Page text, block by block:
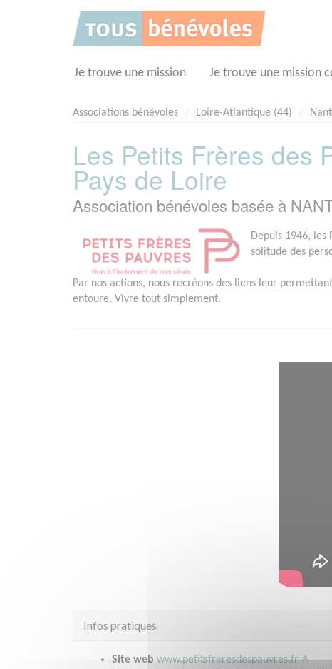
Je trouve une mission Je trouve une mission
Associations bénévoles Loire-Atlantique (44)
Les Petits Frères des
Pays de Loire
Association bénévoles basée à
Depuis 1946,
solitude des
Par nos actions, nous recréons des liens leur
entoure. Vivre tout simplement.
Infos pratiques
Site web www.petitsfreresdespauvres.fr